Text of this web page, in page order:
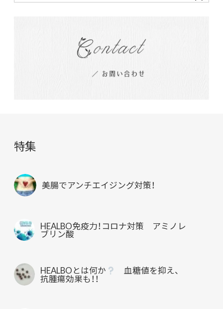
特集
美腸でアンチエイジング対策！
HEALBO免疫力！コロナ対策 アミノレ
ブリン酸
HEALBOとは何か 血糖値を抑え、
抗腫瘍効果も！！